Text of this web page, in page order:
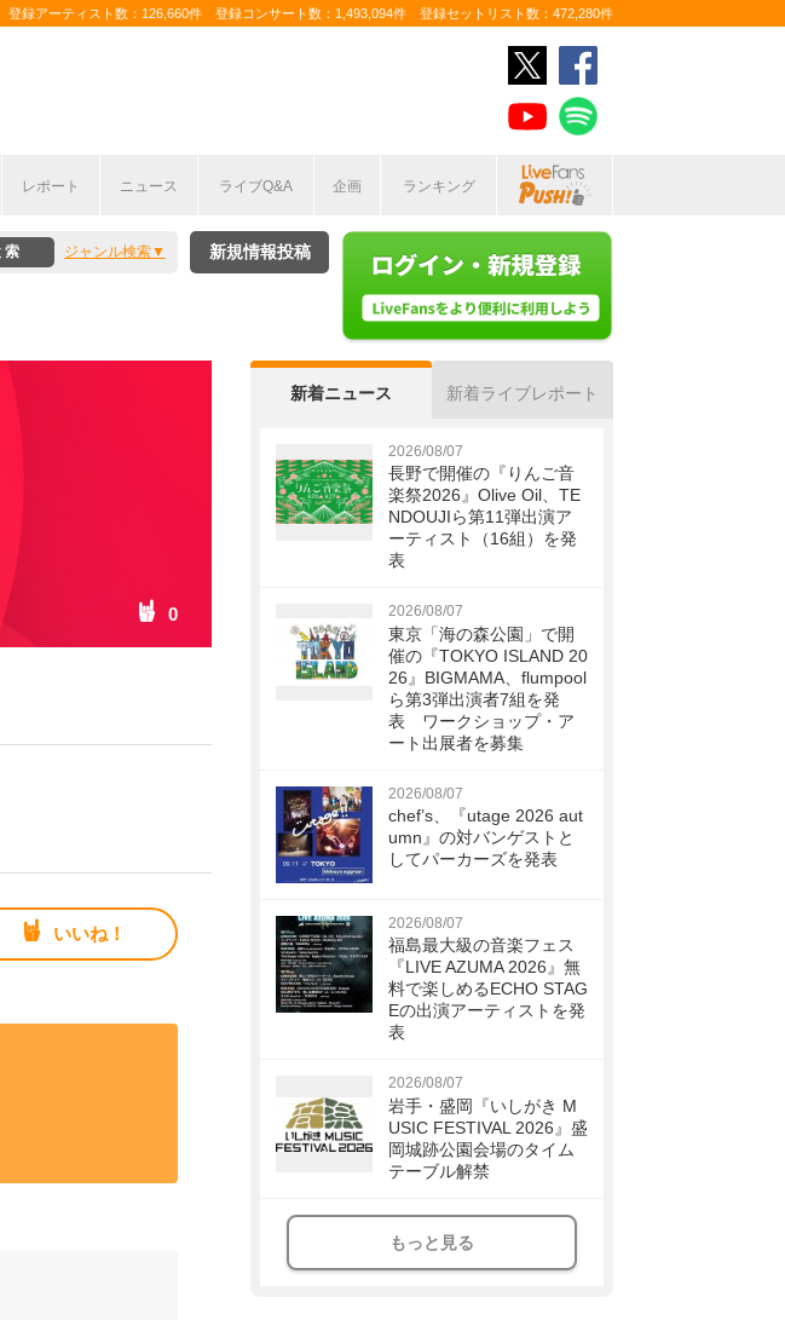
登録アーティスト数：126,660件 登録コンサート数：1,493,094件 登録セットリスト数：472,280件
レポート ニュース ライブQ&A 企画 ランキング
ジャンル検索 新規情報投稿
0
いいね！
新着ニュース 新着ライブレポート
2026/08/07
長野で開催の『りんご音
楽祭2026』Olive Oil、TE
NDOUJIら第11弾出演ア
ーティスト（16組）を発
表
2026/08/07
東京「海の森公園」で開
催の『TOKYO ISLAND 20
26』BIGMAMA、flumpool
ら第3弾出演者7組を発
表 ワークショップ・ア
ート出展者を募集
2026/08/07
chef’s、『utage 2026 aut
umn』の対バンゲストと
してパーカーズを発表
2026/08/07
福島最大級の音楽フェス
『LIVE AZUMA 2026』無
料で楽しめるECHO STAG
Eの出演アーティストを発
表
2026/08/07
岩手・盛岡『いしがき M
USIC FESTIVAL 2026』盛
岡城跡公園会場のタイム
テーブル解禁
もっと見る